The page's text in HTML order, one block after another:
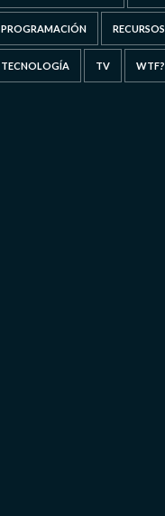
PROGRAMACIÓN RECURSOS
TECNOLOGÍA TV WTF?